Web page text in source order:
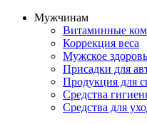
Мужчинам
Витаминные
Коррекция веса
Мужское
Присадки для
Продукция для
Средства
Средства для